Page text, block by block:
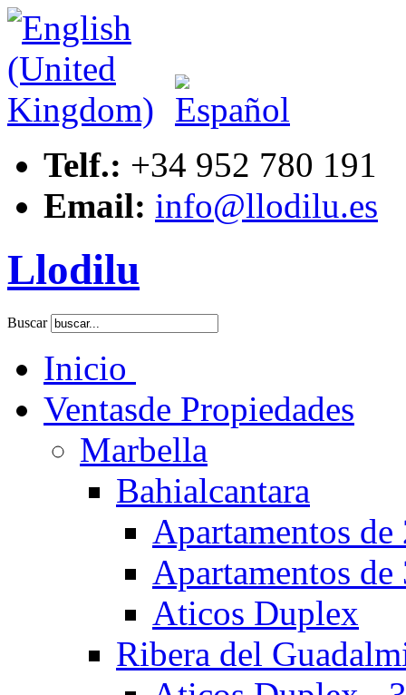
Telf.: +34 952 780 191
Email: info@llodilu.es
Llodilu
Buscar
Inicio
Ventasde Propiedades
Marbella
Bahialcantara
Apartamentos
Apartamentos
Aticos Duplex
Ribera del